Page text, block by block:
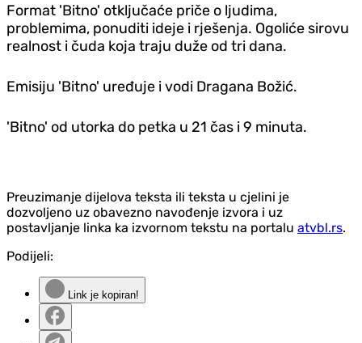
Format 'Bitno' otključaće priče o ljudima,
problemima, ponuditi ideje i rješenja. Ogoliće sirovu
realnost i čuda koja traju duže od tri dana.
Emisiju 'Bitno' uređuje i vodi Dragana Božić.
'Bitno' od utorka do petka u 21 čas i 9 minuta.
Preuzimanje dijelova teksta ili teksta u cjelini je
dozvoljeno uz obavezno navođenje izvora i uz
postavljanje linka ka izvornom tekstu na portalu atvbl.rs.
Podijeli:
Link je kopiran!